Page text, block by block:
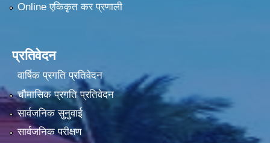
Online एकिकृत कर प्रणाली
प्रतिवेदन
वार्षिक प्रगति प्रतिवेदन
चौमासिक प्रगति प्रतिवेदन
सार्वजनिक सुनुवाई
सार्वजनिक परीक्षण